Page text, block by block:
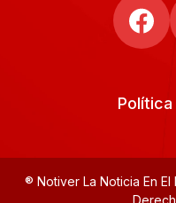
® Notiver La Noticia En